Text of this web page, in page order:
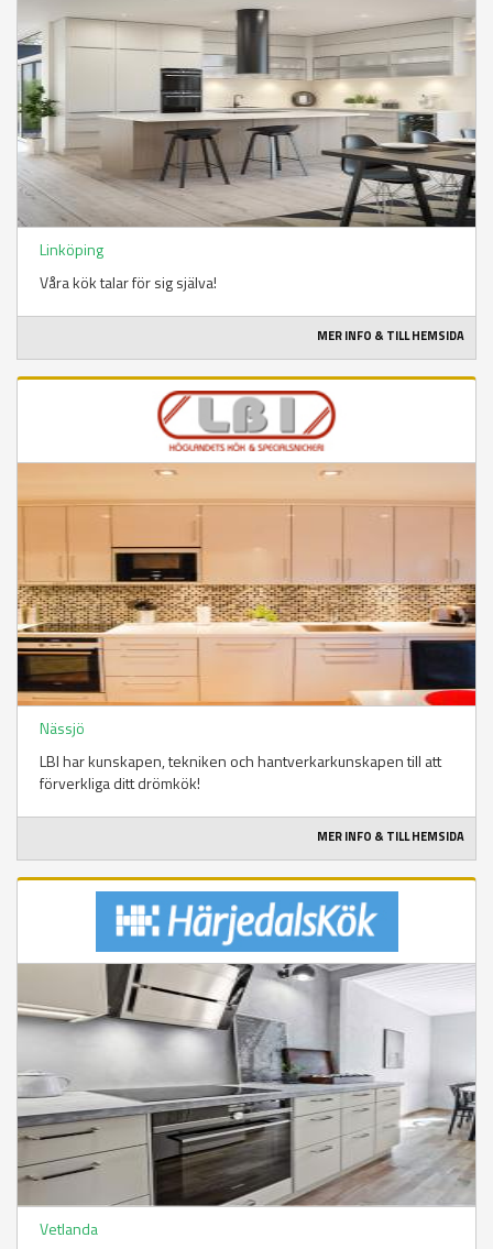
Linköping
Våra kök talar för sig själva!
MER INFO & TILL HEMSIDA
Nässjö
LBI har kunskapen, tekniken och hantverkarkunskapen till att
förverkliga ditt drömkök!
MER INFO & TILL HEMSIDA
Vetlanda